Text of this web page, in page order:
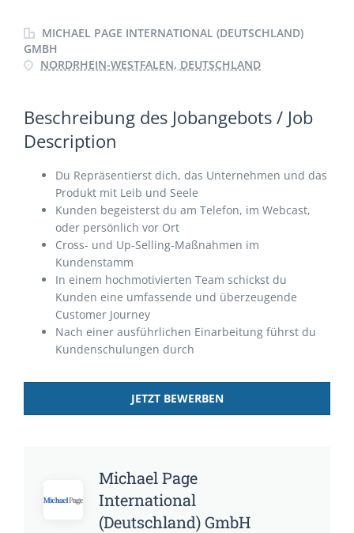
MICHAEL PAGE INTERNATIONAL (DEUTSCHLAND)
GMBH
NORDRHEIN-WESTFALEN, DEUTSCHLAND
Beschreibung des Jobangebots / Job
Description
Du Repräsentierst dich, das Unternehmen und das
Produkt mit Leib und Seele
Kunden begeisterst du am Telefon, im Webcast,
oder persönlich vor Ort
Cross- und Up-Selling-Maßnahmen im
Kundenstamm
In einem hochmotivierten Team schickst du
Kunden eine umfassende und überzeugende
Customer Journey
Nach einer ausführlichen Einarbeitung führst du
Kundenschulungen durch
JETZT BEWERBEN
Michael Page
International
(Deutschland) GmbH